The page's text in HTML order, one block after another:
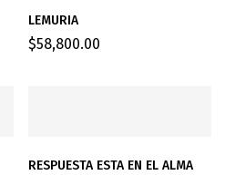
LEMURIA
$58,800.00
RESPUESTA ESTA EN EL ALMA